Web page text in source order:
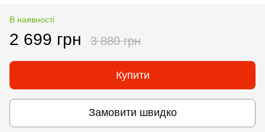
В наявності
2 699 грн 3 880 грн
Купити
Замовити швидко